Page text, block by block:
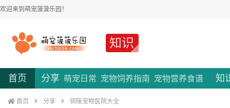
欢迎来到萌宠菠菠乐园！
知识
首页 分享 萌宠日常 宠物饲养指南 宠物营养食谱 知
首页 分享 铜陵宠物医院大全